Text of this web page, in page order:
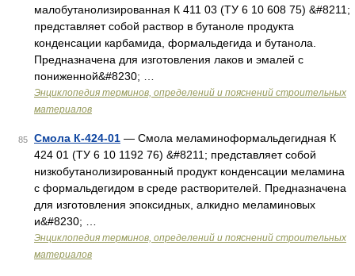
малобутанолизированная К 411 03 (ТУ 6 10 608 75) &#8211;
представляет собой раствор в бутаноле продукта
конденсации карбамида, формальдегида и бутанола.
Предназначена для изготовления лаков и эмалей с
пониженной&#8230; …
Энциклопедия терминов, определений и пояснений строительных
материалов
85 Смола К-424-01 — Смола меламиноформальдегидная К
424 01 (ТУ 6 10 1192 76) &#8211; представляет собой
низкобутанолизированный продукт конденсации меламина
с формальдегидом в среде растворителей. Предназначена
для изготовления эпоксидных, алкидно меламиновых
и&#8230; …
Энциклопедия терминов, определений и пояснений строительных
материалов